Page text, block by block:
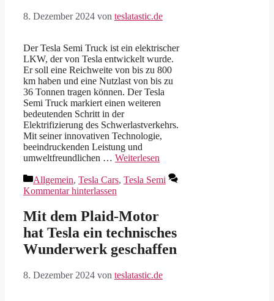
8. Dezember 2024 von teslatastic.de
Der Tesla Semi Truck ist ein elektrischer
LKW, der von Tesla entwickelt wurde.
Er soll eine Reichweite von bis zu 800
km haben und eine Nutzlast von bis zu
36 Tonnen tragen können. Der Tesla
Semi Truck markiert einen weiteren
bedeutenden Schritt in der
Elektrifizierung des Schwerlastverkehrs.
Mit seiner innovativen Technologie,
beeindruckenden Leistung und
umweltfreundlichen … Weiterlesen
Kategorien
Allgemein, Tesla Cars, Tesla Semi
Kommentar hinterlassen
Mit dem Plaid-Motor
hat Tesla ein technisches
Wunderwerk geschaffen
8. Dezember 2024 von teslatastic.de